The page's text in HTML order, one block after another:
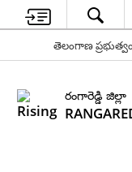
తెలంగాణ ప్రభుత్వం
రంగారెడ్డి జిల్లా